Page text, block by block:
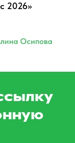
2026»
Осипова